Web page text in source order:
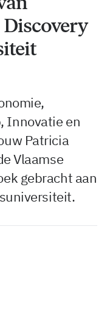
Innovatie en
Patricia
Vlaamse
gebracht aan